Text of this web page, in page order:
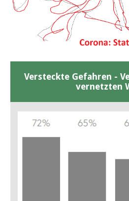
Versteckte Gefahren -
vernetzten